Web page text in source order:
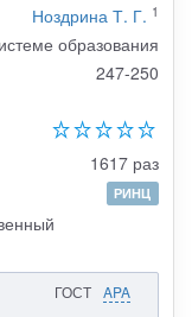
Ноздрина Т. Г. 1
образования
247-250
1617 раз
РИНЦ
ГОСТ APA